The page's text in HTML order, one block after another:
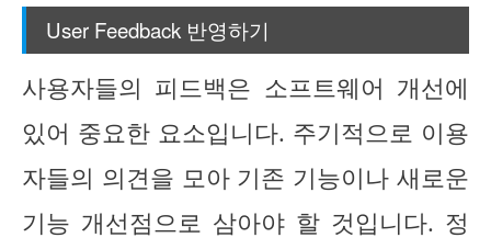
User Feedback 반영하기
사용자들의 피드백은 소프트웨어 개선에
있어 중요한 요소입니다. 주기적으로 이용
자들의 의견을 모아 기존 기능이나 새로운
기능 개선점으로 삼아야 할 것입니다. 정